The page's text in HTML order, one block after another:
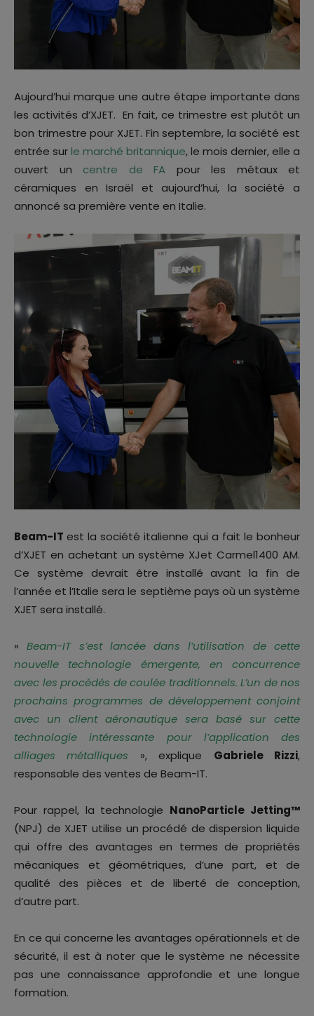
Aujourd’hui marque une autre étape importante dans
les activités d’XJET. En fait, ce trimestre est plutôt un
bon trimestre pour XJET. Fin septembre, la société est
entrée surle marché britannique, le mois dernier, elle a
ouvert un centre de FA pour les métaux et
céramiques en Israël et aujourd’hui, la société a
annoncé sa première vente en Italie.
Beam-ITest la société italienne qui a fait le bonheur
d’XJET en achetant un système XJet Carmel1400 AM.
Ce système devrait être installé avant la fin de
l’année et l’Italie sera le septième pays où un système
XJET sera installé.
«Beam-IT s’est lancée dans l’utilisation de cette
nouvelle technologie émergente, en concurrence
avec les procédés de coulée traditionnels. L’un de nos
prochains programmes de développement conjoint
avec un client aéronautique sera basé sur cette
technologie intéressante pour l’application des
alliages métalliques
», explique Gabriele Rizzi,
responsable des ventes de Beam-IT.
Pour rappel, la technologie NanoParticle Jetting™
(NPJ) de XJET utilise un procédé de dispersion liquide
qui offre des avantages en termes de propriétés
mécaniques et géométriques, d’une part, et de
qualité des pièces et de liberté de conception,
d’autre part.
En ce qui concerne les avantages opérationnels et de
sécurité, il est à noter que le système ne nécessite
pas une connaissance approfondie et une longue
formation.